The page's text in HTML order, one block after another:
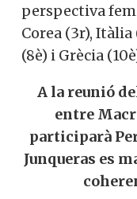
perspectiva
Corea (3r), Itàlia
(8è) i Grècia
A la reunió
entre
participarà
Junqueras es